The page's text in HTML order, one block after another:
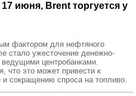
июня, Brent торгуется у
фактором для нефтяного
стало ужесточение денежно-
ведущими центробанками.
что это может привести к
и сокращению спроса на топливо.